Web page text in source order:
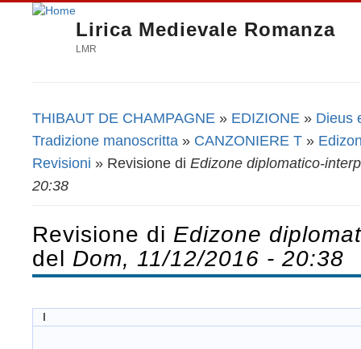
Lirica Medievale Romanza
LMR
Tu sei qui
THIBAUT DE CHAMPAGNE » EDIZIONE » Dieus
Tradizione manoscritta » CANZONIERE T »
Revisioni » Revisione di Edizone diplomatico-
20:38
Revisione di Edizone
del Dom, 11/12/2016 - 20:38
I